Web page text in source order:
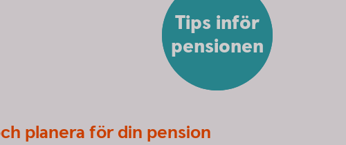
planera för din pension
Tips inför
pensionen